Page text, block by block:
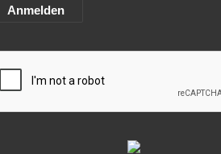
Anmelden